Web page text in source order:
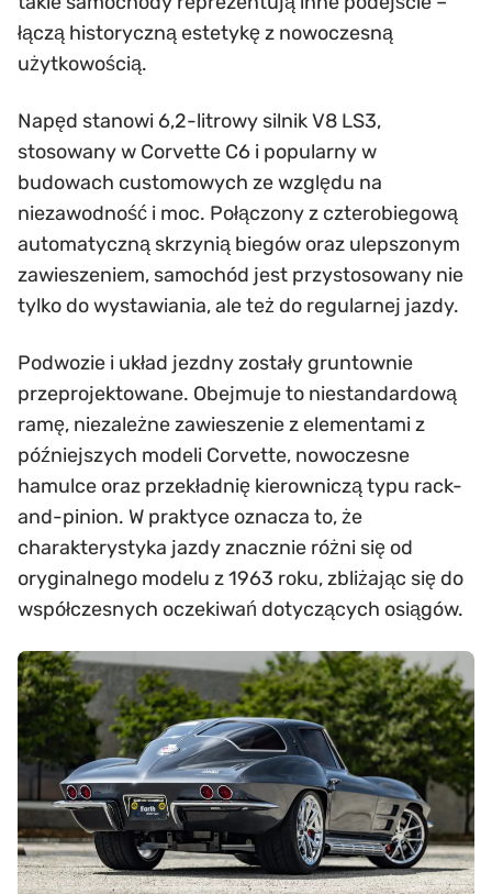
łączą historyczną estetykę z nowoczesną
użytkowością.
Napęd stanowi 6,2-litrowy silnik V8 LS3,
stosowany w Corvette C6 i popularny w
budowach customowych ze względu na
niezawodność i moc. Połączony z czterobiegową
automatyczną skrzynią biegów oraz ulepszonym
zawieszeniem, samochód jest przystosowany nie
tylko do wystawiania, ale też do regularnej jazdy.
Podwozie i układ jezdny zostały gruntownie
przeprojektowane. Obejmuje to niestandardową
ramę, niezależne zawieszenie z elementami z
późniejszych modeli Corvette, nowoczesne
hamulce oraz przekładnię kierowniczą typu rack-
and-pinion. W praktyce oznacza to, że
charakterystyka jazdy znacznie różni się od
oryginalnego modelu z 1963 roku, zbliżając się do
współczesnych oczekiwań dotyczących osiągów.